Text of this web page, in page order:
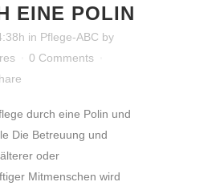
EINE POLIN
in Pflege-ABC by
0 Comments
durch eine Polin und
Die Betreuung und
oder
Mitmenschen wird